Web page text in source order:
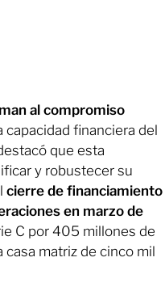
al compromiso
capacidad financiera del
que esta
y robustecer su
cierre de financiamiento
en marzo de
C por 405 millones de
casa matriz de cinco mil